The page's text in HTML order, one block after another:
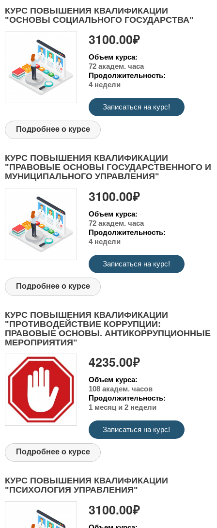
КУРС ПОВЫШЕНИЯ КВАЛИФИКАЦИИ
"ОСНОВЫ СОЦИАЛЬНОГО ГОСУДАРСТВА"
3100.00₽
Объем курса:
72 академ. часа
Продолжительность:
4 недели
Записаться на курс!
Подробнее о курсе
КУРС ПОВЫШЕНИЯ КВАЛИФИКАЦИИ
"ПРАВОВЫЕ ОСНОВЫ ГОСУДАРСТВЕННОГО И
МУНИЦИПАЛЬНОГО УПРАВЛЕНИЯ"
3100.00₽
Объем курса:
72 академ. часа
Продолжительность:
4 недели
Записаться на курс!
Подробнее о курсе
КУРС ПОВЫШЕНИЯ КВАЛИФИКАЦИИ
"ПРОТИВОДЕЙСТВИЕ КОРРУПЦИИ:
ПРАВОВЫЕ ОСНОВЫ. АНТИКОРРУПЦИОННЫЕ
МЕРОПРИЯТИЯ"
4235.00₽
Объем курса:
108 академ. часов
Продолжительность:
1 месяц и 2 недели
Записаться на курс!
Подробнее о курсе
КУРС ПОВЫШЕНИЯ КВАЛИФИКАЦИИ
"ПСИХОЛОГИЯ УПРАВЛЕНИЯ"
3100.00₽